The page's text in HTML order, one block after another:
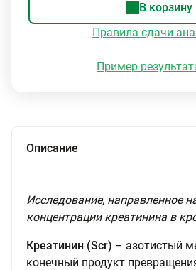
В корзину
Правила сдачи
Пример
Описание
Исследование, направленное
концентрации креатинина в
Креатинин (Scr) – азотистый
конечный продукт